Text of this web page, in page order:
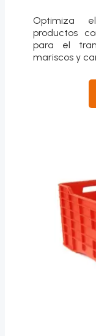
Optimiza
productos
para el
mariscos y